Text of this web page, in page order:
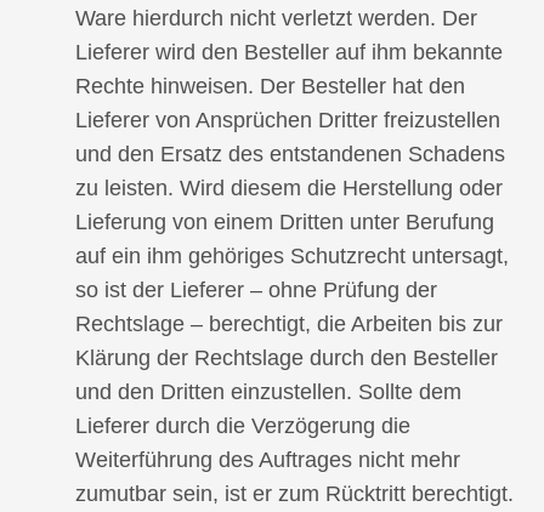
Ware hierdurch nicht verletzt werden. Der
Lieferer wird den Besteller auf ihm bekannte
Rechte hinweisen. Der Besteller hat den
Lieferer von Ansprüchen Dritter freizustellen
und den Ersatz des entstandenen Schadens
zu leisten. Wird diesem die Herstellung oder
Lieferung von einem Dritten unter Berufung
auf ein ihm gehöriges Schutzrecht untersagt,
so ist der Lieferer – ohne Prüfung der
Rechtslage – berechtigt, die Arbeiten bis zur
Klärung der Rechtslage durch den Besteller
und den Dritten einzustellen. Sollte dem
Lieferer durch die Verzögerung die
Weiterführung des Auftrages nicht mehr
zumutbar sein, ist er zum Rücktritt berechtigt.